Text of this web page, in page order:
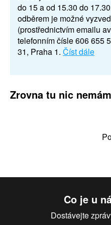
do 15 a od 15.30 do
odběrem je možné
(prostřednictvím emailu
telefonním čísle 606 655
31, Praha 1. Číst dále
Zrovna tu nic
Co je u
Dostávejte